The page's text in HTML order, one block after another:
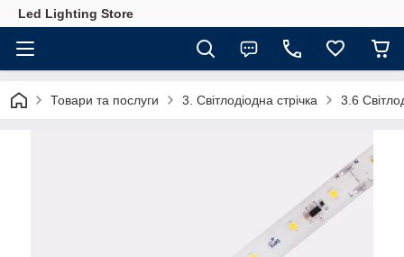
Led Lighting Store
Товари та послуги 3. Світлодіодна стрічка 3.6